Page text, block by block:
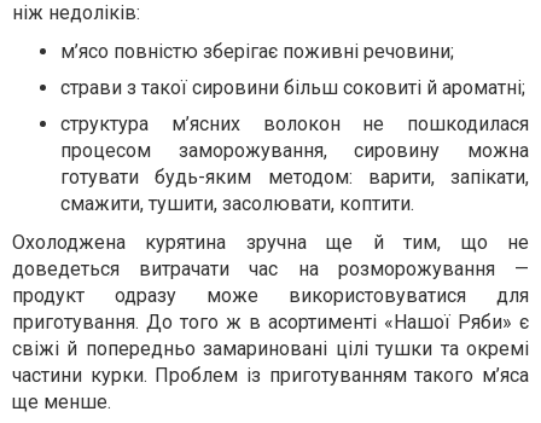
ніж недоліків:
м’ясо повністю зберігає поживні речовини;
страви з такої сировини більш соковиті й ароматні;
структура м’ясних волокон не пошкодилася
процесом заморожування, сировину можна
готувати будь-яким методом: варити, запікати,
смажити, тушити, засолювати, коптити.
Охолоджена курятина зручна ще й тим, що не
доведеться витрачати час на розморожування —
продукт одразу може використовуватися для
приготування. До того ж в асортименті «Нашої Ряби» є
свіжі й попередньо замариновані цілі тушки та окремі
частини курки. Проблем із приготуванням такого м’яса
ще менше.